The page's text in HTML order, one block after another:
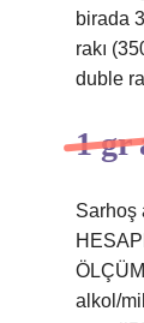
birada
rakı
duble
1 gr
Sarhoş
alkol/